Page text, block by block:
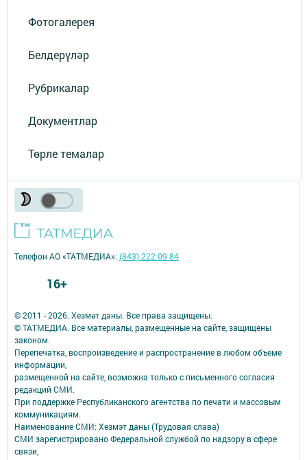
Фотогалерея
Белдерүләр
Рубрикалар
Документлар
Төрле темалар
© 2011 - 2026. Хезмәт даны. Все права защищены.
© ТАТМЕДИА. Все материалы, размещенные на сайте, защищены
законом.
Перепечатка, воспроизведение и распространение в любом объеме
информации,
размещенной на сайте, возможна только с письменного согласия
редакций СМИ.
При поддержке Республиканского агентства по печати и массовым
коммуникациям.
Наименование СМИ: Хезмэт даны (Трудовая слава)
СМИ зарегистрировано Федеральной службой по надзору в сфере
связи,
Телефон АО «ТАТМЕДИА»:(843) 222 09 84
16+